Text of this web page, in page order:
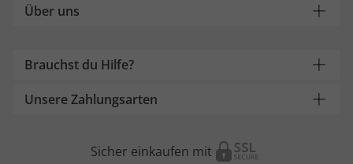
Über uns
Brauchst du Hilfe?
Unsere Zahlungsarten
Sicher einkaufen mit